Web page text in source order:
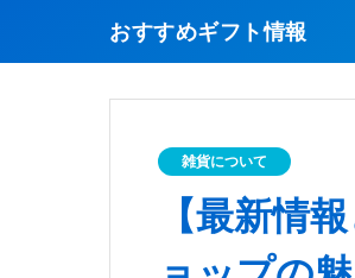
おすすめギフト情報
雑貨について
【最新情